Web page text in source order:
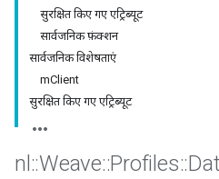
सुरक्षित किए गए एट्रिब्यूट
सार्वजनिक फ़ंक्शन
सार्वजनिक विशेषताएं
mClient
सुरक्षित किए गए एट्रिब्यूट
nl ::Weave::Profiles::